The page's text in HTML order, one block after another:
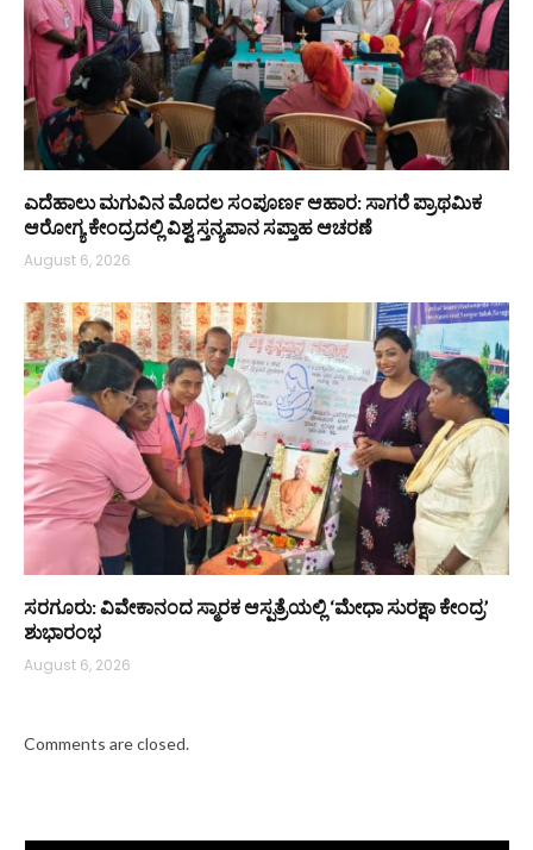
ಎದೆಹಾಲು ಮಗುವಿನ ಮೊದಲ ಸಂಪೂರ್ಣ ಆಹಾರ: ಸಾಗರೆ ಪ್ರಾಥಮಿಕ
ಆರೋಗ್ಯ ಕೇಂದ್ರದಲ್ಲಿ ವಿಶ್ವ ಸ್ತನ್ಯಪಾನ ಸಪ್ತಾಹ ಆಚರಣೆ
August 6, 2026
ಸರಗೂರು: ವಿವೇಕಾನಂದ ಸ್ಮಾರಕ ಆಸ್ಪತ್ರೆಯಲ್ಲಿ ‘ಮೇಧಾ ಸುರಕ್ಷಾ ಕೇಂದ್ರ’
ಶುಭಾರಂಭ
August 6, 2026
Comments are closed.